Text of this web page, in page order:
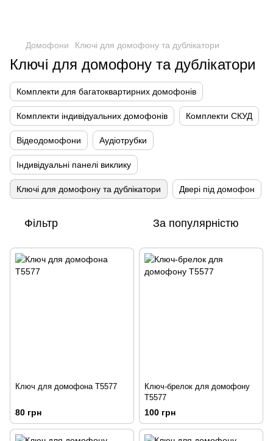
Домофони Ключі для домофону та дублікатори
Ключі для домофону та дублікатори
Комплекти для багатоквартирних домофонів
Комплекти індивідуальних домофонів Комплекти СКУД
Відеодомофони Аудіотрубки
Індивідуальні панелі виклику
Ключі для домофону та дублікатори Двері під домофон
Фільтр За популярністю
Ключ для домофона Т5577
80 грн
Ключ-брелок для домофону
Т5577
100 грн